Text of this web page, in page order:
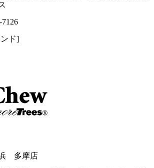
ド]
多摩店